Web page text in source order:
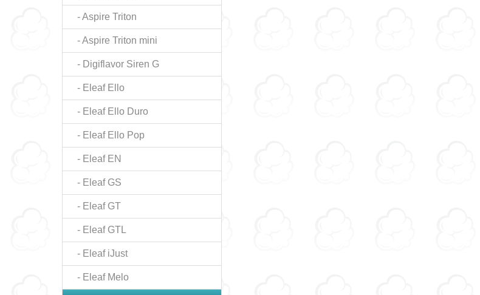
- Aspire Triton
- Aspire Triton mini
- Digiflavor Siren G
- Eleaf Ello
- Eleaf Ello Duro
- Eleaf Ello Pop
- Eleaf EN
- Eleaf GS
- Eleaf GT
- Eleaf GTL
- Eleaf iJust
- Eleaf Melo